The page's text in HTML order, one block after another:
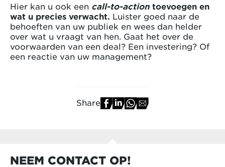
Hier kan u ook een call-to-action toevoegen en
wat u precies verwacht. Luister goed naar de
behoeften van uw publiek en wees dan helder
over wat u vraagt van hen. Gaat het over de
voorwaarden van een deal? Een investering? Of
een reactie van uw management?
Share
NEEM CONTACT OP!